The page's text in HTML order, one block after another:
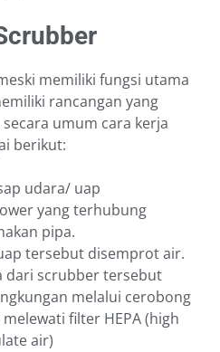
memiliki fungsi utama
rancangan yang
umum cara kerja
berikut:
udara/ uap
yang terhubung
pipa.
tersebut disemprot air.
dari scrubber tersebut
melalui cerobong
filter HEPA (high
air)